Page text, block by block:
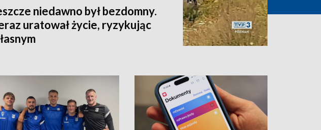
niedawno był bezdomny.
uratował życie, ryzykując